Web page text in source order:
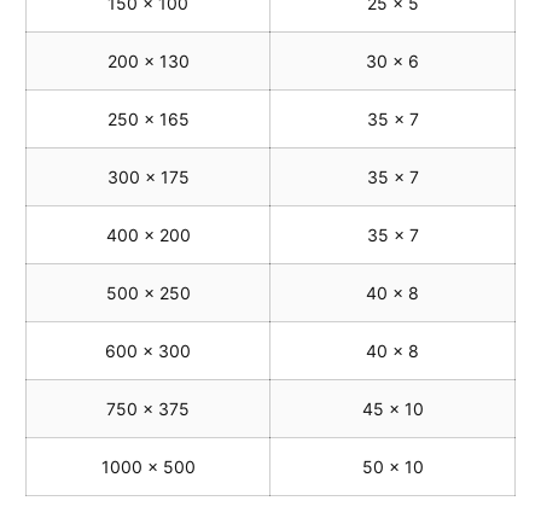
200 x 130 30 x 6
250 x 165 35 x 7
300 x 175 35 x 7
400 x 200 35 x 7
500 x 250 40 x 8
600 x 300 40 x 8
750 x 375 45 x 10
1000 x 500 50 x 10